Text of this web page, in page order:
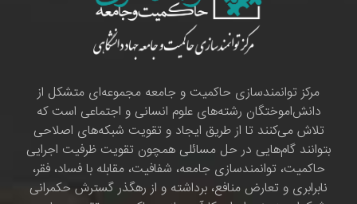
مرکز توانمندسازی حاکمیت و جامعه مجموعه‌ای متشکل از
دانش‌اموختگان رشته‌های علوم انسانی و اجتماعی است که
تلاش می‌کنند تا از طریق ایجاد و تقویت شبکه‌های اصلاحی
بتوانند گام‌هایی در حل مسائلی همچون تقویت ظرفیت اجرایی
حاکمیت، توانمندسازی جامعه، شفافیت، مقابله با فساد، فقر،
نابرابری و تعارض منافع، برداشته و از رهگذر گسترش حکمرانی